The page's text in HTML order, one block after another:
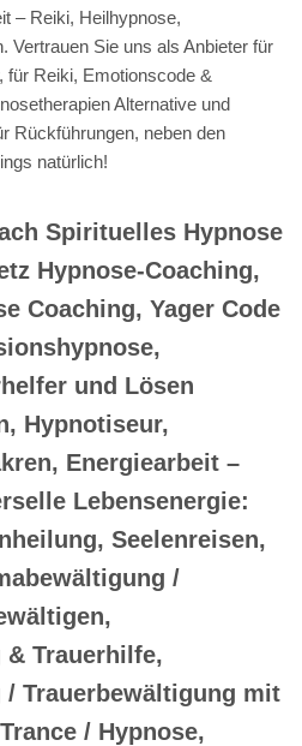
– Reiki, Heilhypnose,
Vertrauen Sie uns als Anbieter für
für Reiki, Emotionscode &
Alternative und
Rückführungen, neben den
natürlich!
Spirituelles Hypnose
Hypnose-Coaching,
Coaching, Yager Code
und Lösen
Hypnotiseur,
Energiearbeit –
Lebensenergie:
Seelenreisen,
/
& Trauerhilfe,
/ Trauerbewältigung mit
/ Hypnose,